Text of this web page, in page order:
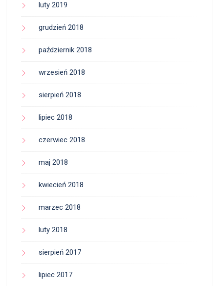
luty 2019
grudzień 2018
październik 2018
wrzesień 2018
sierpień 2018
lipiec 2018
czerwiec 2018
maj 2018
kwiecień 2018
marzec 2018
luty 2018
sierpień 2017
lipiec 2017